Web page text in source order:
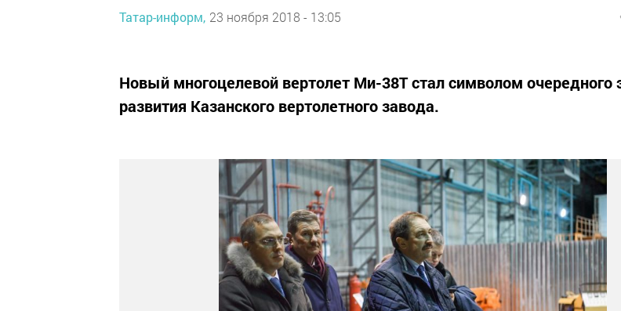
Татар-информ, 23 ноября 2018 - 13:05
Новый многоцелевой вертолет Ми-38Т стал символом очередного
развития Казанского вертолетного завода.